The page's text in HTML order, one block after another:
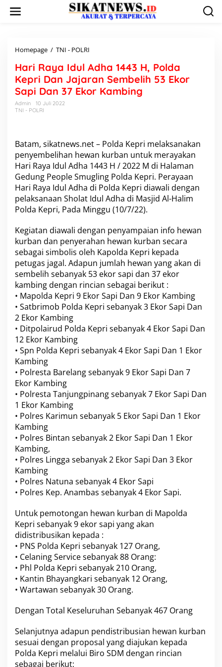
Homepage / TNI - POLRI
r
i
R
a
l
A
d
h
a
1
4
4
H
P
o
l
d
a
K
e
p
i
n
a
r
n
m
e
i
h
5
E
k
o
r
S
a
p
i
D
a
3
E
k
o
r
Hari Raya Idul Adha 1443 H, Polda
Kepri Dan Jajaran Sembelih 53 Ekor
Sapi Dan 37 Ekor Kambing
Admin
10 Juli 2022
TNI - POLRI
Batam, sikatnews.net – Polda Kepri melaksanakan
penyembelihan hewan kurban untuk merayakan
Hari Raya Idul Adha 1443 H / 2022 M di Halaman
Gedung People Smugling Polda Kepri. Perayaan
Hari Raya Idul Adha di Polda Kepri diawali dengan
pelaksanaan Sholat Idul Adha di Masjid Al-Halim
Polda Kepri, Pada Minggu (10/7/22).
Kegiatan diawali dengan penyampaian info hewan
kurban dan penyerahan hewan kurban secara
sebagai simbolis oleh Kapolda Kepri kepada
petugas jagal. Adapun jumlah hewan yang akan di
sembelih sebanyak 53 ekor sapi dan 37 ekor
kambing dengan rincian sebagai berikut :
• Mapolda Kepri 9 Ekor Sapi Dan 9 Ekor Kambing
• Satbrimob Polda Kepri sebanyak 3 Ekor Sapi Dan
2 Ekor Kambing
• Ditpolairud Polda Kepri sebanyak 4 Ekor Sapi Dan
12 Ekor Kambing
• Spn Polda Kepri sebanyak 4 Ekor Sapi Dan 1 Ekor
Kambing
• Polresta Barelang sebanyak 9 Ekor Sapi Dan 7
Ekor Kambing
• Polresta Tanjungpinang sebanyak 7 Ekor Sapi Dan
1 Ekor Kambing
• Polres Karimun sebanyak 5 Ekor Sapi Dan 1 Ekor
Kambing
• Polres Bintan sebanyak 2 Ekor Sapi Dan 1 Ekor
Kambing,
• Polres Lingga sebanyak 2 Ekor Sapi Dan 3 Ekor
Kambing
• Polres Natuna sebanyak 4 Ekor Sapi
• Polres Kep. Anambas sebanyak 4 Ekor Sapi.
Untuk pemotongan hewan kurban di Mapolda
Kepri sebanyak 9 ekor sapi yang akan
didistribusikan kepada :
• PNS Polda Kepri sebanyak 127 Orang,
• Celaning Service sebanyak 88 Orang:
• Phl Polda Kepri sebanyak 210 Orang,
• Kantin Bhayangkari sebanyak 12 Orang,
• Wartawan sebanyak 30 Orang.
Dengan Total Keseluruhan Sebanyak 467 Orang
Selanjutnya adapun pendistribusian hewan kurban
sesuai dengan proposal yang diajukan kepada
Polda Kepri melalui Biro SDM dengan rincian
sebagai berikut: